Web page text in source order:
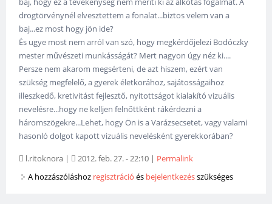
drogtörvénynél elvesztettem a fonalat...biztos velem van a
baj...ez most hogy jön ide?
És ugye most nem arról van szó, hogy megkérdőjelezi Bodóczky
mester művészeti munkásságát? Mert nagyon úgy néz ki....
Persze nem akarom megsérteni, de azt hiszem, ezért van
szükség megfelelő, a gyerek életkorához, sajátosságaihoz
illeszkedő, kretivitást fejlesztő, nyitottságot kialakító vizuális
nevelésre...hogy ne kelljen felnőttként rákérdezni a
háromszögekre...Lehet, hogy Ön is a Varázsecsetet, vagy valami
hasonló dolgot kapott vizuális nevelésként gyerekkorában?
l.ritoknora | 2012. feb. 27. - 22:10 | Permalink
A hozzászóláshoz regisztráció és bejelentkezésszükséges